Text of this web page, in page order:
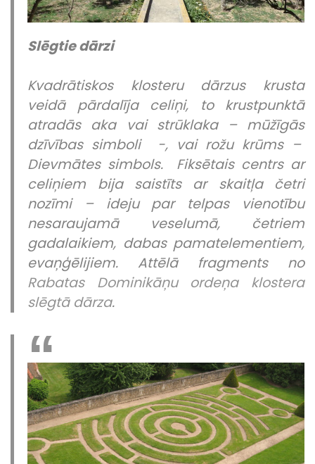
Slēgtie dārzi
Kvadrātiskos klosteru dārzus krusta
veidā pārdalīja celiņi, to krustpunktā
atradās aka vai strūklaka – mūžīgās
dzīvības simboli -, vai rožu krūms –
Dievmātes simbols. Fiksētais centrs ar
celiņiem bija saistīts ar skaitļa četri
nozīmi – ideju par telpas vienotību
nesaraujamā veselumā, četriem
gadalaikiem, dabas pamatelementiem,
evaņģēlijiem. Attēlā fragments no
Rabatas Dominikāņu ordeņa klostera
slēgtā dārza.